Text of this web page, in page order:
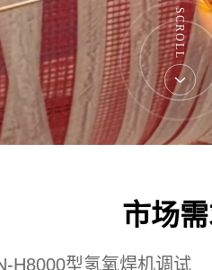
SCROLL
市场
H8000型氢氧焊机调试